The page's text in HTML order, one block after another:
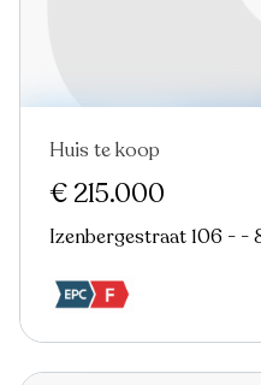
Nieuw
Huis te koop
€ 215.000
Izenbergestraat 106 - -